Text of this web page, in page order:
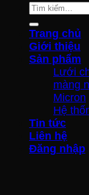
Tìm
kiếm:
Trang chủ
Giới thiệu
Sản phẩm
Lưới
màng
Micron
Hệ
Tin tức
Liên hệ
Đăng nhập